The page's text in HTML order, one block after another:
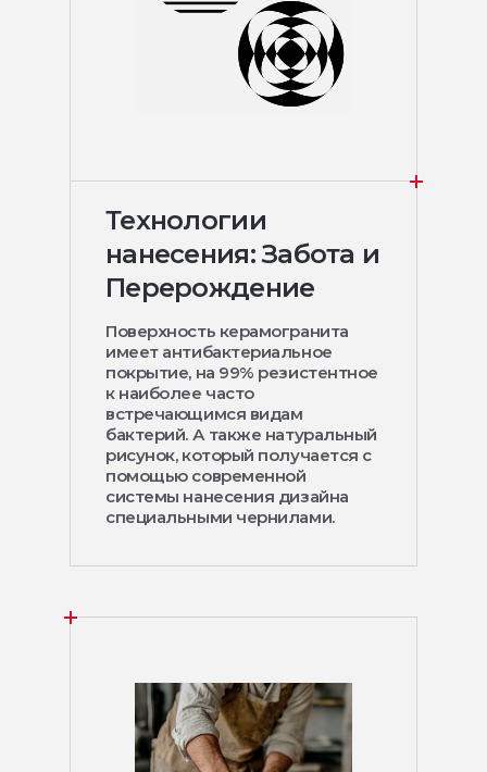
Технологии
нанесения: Забота и
Перерождение
Поверхность керамогранита
имеет антибактериальное
покрытие, на 99% резистентное
к наиболее часто
встречающимся видам
бактерий. А также натуральный
рисунок, который получается с
помощью современной
системы нанесения дизайна
специальными чернилами.